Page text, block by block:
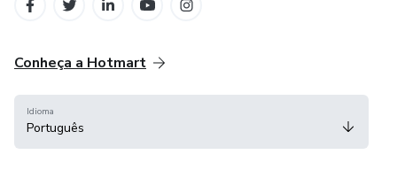
Conheça a Hotmart
Idioma
Português